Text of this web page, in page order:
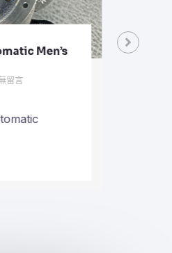
Men’s
留言